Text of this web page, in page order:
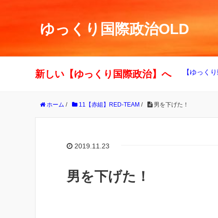
ゆっくり国際政治OLD
新しい【ゆっくり国際政治】へ 【ゆっく
ホーム / 11【赤組】RED-TEAM / 男を下げた！
2019.11.23
男を下げた！